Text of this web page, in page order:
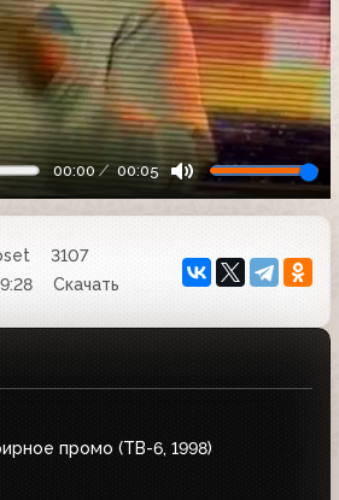
00:00 00:05
3107
Скачать
промо (ТВ-6, 1998)